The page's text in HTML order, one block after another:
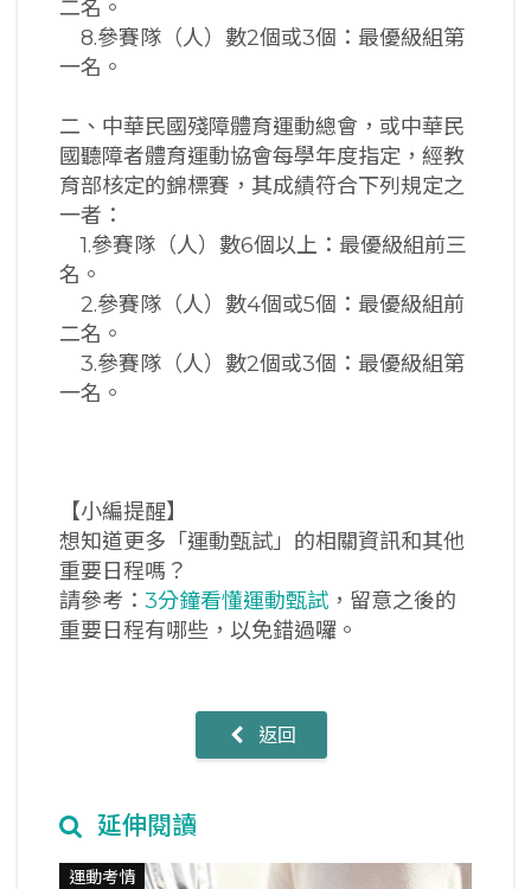
二名。
8.參賽隊（人）數2個或3個：最優級組第
一名。
二、中華民國殘障體育運動總會，或中華民
國聽障者體育運動協會每學年度指定，經教
育部核定的錦標賽，其成績符合下列規定之
一者：
1.參賽隊（人）數6個以上：最優級組前三
名。
2.參賽隊（人）數4個或5個：最優級組前
二名。
3.參賽隊（人）數2個或3個：最優級組第
一名。
【小編提醒】
想知道更多「運動甄試」的相關資訊和其他
重要日程嗎？
請參考： 3分鐘看懂運動甄試 ，留意之後的
重要日程有哪些，以免錯過囉。
返回
延伸閱讀
運動考情